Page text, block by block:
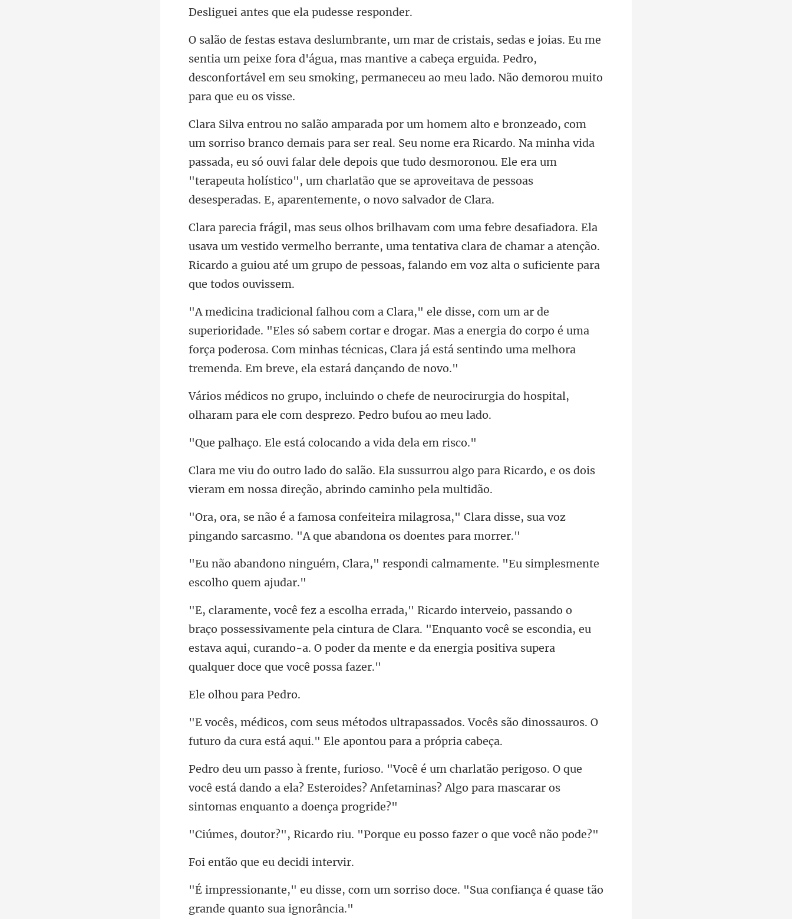
s que ela pude
sentia um peixe fora d'água, mas mantive a cabeça erguida. Pedro,
desconfortável
eu nome era Ricardo. Na minha vida
passada, eu só ouvi falar dele depois que tudo desmoronou. Ele era um
"terapeu
um vestido vermelho berrante, uma tentativa clara de chamar a atenção.
Ricardo a gui
s só sabem cortar e drogar. Mas a energia do corpo é uma
força poderosa. Com minhas técn
de neurocirurgia do hospital,
olharam par
está colocando a v
urrou algo para Ricardo, e os dois
vieram em
agrosa," Clara disse, sua voz
pingando sarca
," respondi calmamente. "Eu sim
ssivamente pela cintura de Clara. "Enquanto você se escondia, eu
estava aqui, curando
ou para
ados. Vocês são dinossauros. O
futuro da cura
erigoso. O que
você está dando a ela? Esteroides? Anfetamina
o riu. "Porque eu posso f
ue eu decid
sorriso doce. "Sua confiança é quas